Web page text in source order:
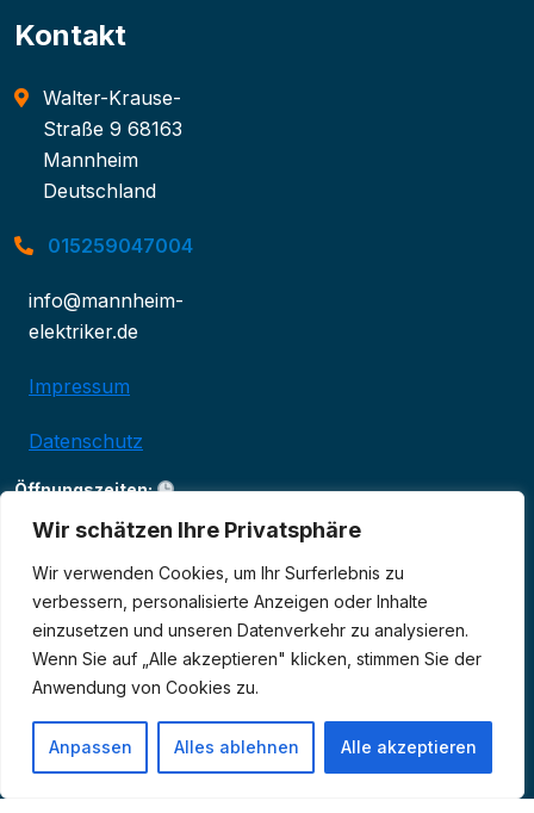
Wir schätzen Ihre Privatsphäre
Wir verwenden Cookies, um Ihr Surferlebnis zu
verbessern, personalisierte Anzeigen oder Inhalte
einzusetzen und unseren Datenverkehr zu analysieren.
Wenn Sie auf „Alle akzeptieren" klicken, stimmen Sie der
Anwendung von Cookies zu.
Anpassen Alles ablehnen Alle akzeptieren
Kontakt
Walter-Krause-
Straße 9 68163
Mannheim
Deutschland
015259047004
info@mannheim-
elektriker.de
Impressum
Datenschutz
Öffnungszeiten:
Täglich: 24 Stunden